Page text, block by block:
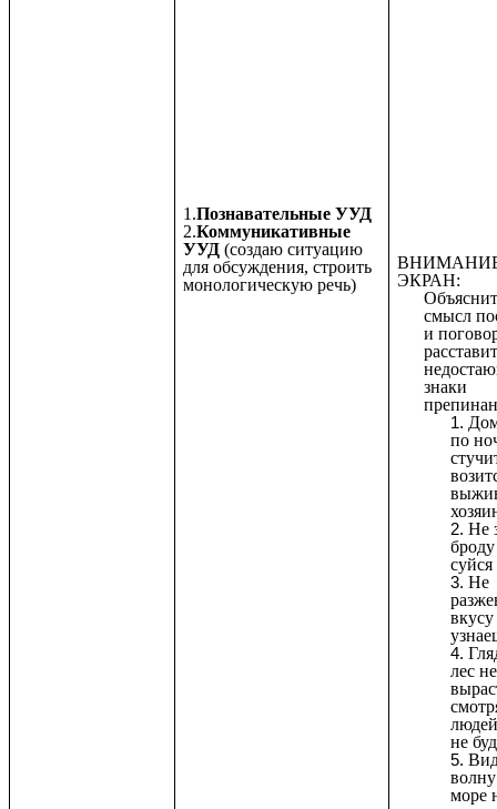
1.Познавательные УУД
2.Коммуникативные
УУД (создаю ситуацию
для обсуждения, строить
монологическую речь)
ЭКРАН:
смысл
и
знаки
по
Не
Не
лес не
не
море